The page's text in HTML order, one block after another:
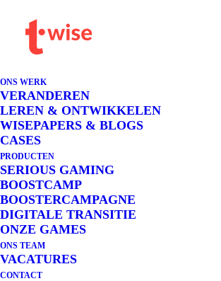
ONS WERK
VERANDEREN
LEREN & ONTWIKKELEN
WISEPAPERS & BLOGS
CASES
PRODUCTEN
SERIOUS GAMING
BOOSTCAMP
BOOSTERCAMPAGNE
DIGITALE TRANSITIE
ONZE GAMES
ONS TEAM
VACATURES
CONTACT
Download hier de opgemaakte
de wisepaper